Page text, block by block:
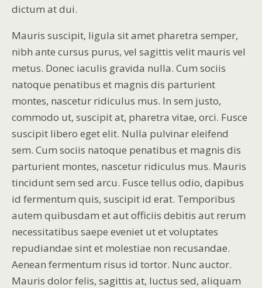
dictum at dui.
Mauris suscipit, ligula sit amet pharetra semper,
nibh ante cursus purus, vel sagittis velit mauris vel
metus. Donec iaculis gravida nulla. Cum sociis
natoque penatibus et magnis dis parturient
montes, nascetur ridiculus mus. In sem justo,
commodo ut, suscipit at, pharetra vitae, orci. Fusce
suscipit libero eget elit. Nulla pulvinar eleifend
sem. Cum sociis natoque penatibus et magnis dis
parturient montes, nascetur ridiculus mus. Mauris
tincidunt sem sed arcu. Fusce tellus odio, dapibus
id fermentum quis, suscipit id erat. Temporibus
autem quibusdam et aut officiis debitis aut rerum
necessitatibus saepe eveniet ut et voluptates
repudiandae sint et molestiae non recusandae.
Aenean fermentum risus id tortor. Nunc auctor.
Mauris dolor felis, sagittis at, luctus sed, aliquam